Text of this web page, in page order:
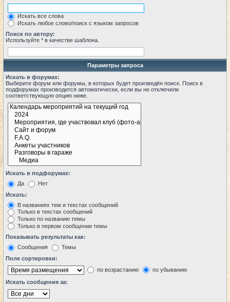
Искать все слова
Искать любое слово/поиск с языком запросов
Поиск по автору:
Используйте * в качестве шаблона.
Параметры запроса
Искать в форумах:
Выберите форум или форумы, в которых будет произведён поиск. Поиск в
подфорумах производится автоматически, если вы не отключили
соответствующую опцию ниже.
Искать в подфорумах:
Да
Нет
Искать:
В названиях тем и текстах сообщений
Только в текстах сообщений
Только по названию темы
Только в первом сообщении темы
Показывать результаты как:
Сообщения
Темы
Поле сортировки:
по возрастанию
по убыванию
Искать сообщения за: